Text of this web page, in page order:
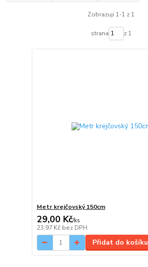
Zobrazuji 1-1 z 1
strana z 1
Metr krejčovský 150cm
29,00 Kč/ks
23,97 Kč bez DPH
Přidat do košíku